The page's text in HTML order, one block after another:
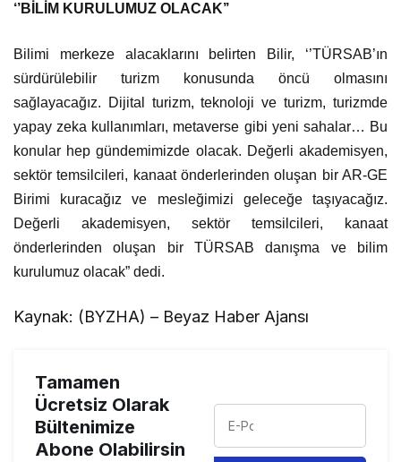
‘’BİLİM KURULUMUZ OLACAK’’
Bilimi merkeze alacaklarını belirten Bilir, ‘’TÜRSAB’ın
sürdürülebilir turizm konusunda öncü olmasını
sağlayacağız. Dijital turizm, teknoloji ve turizm, turizmde
yapay zeka kullanımları, metaverse gibi yeni sahalar… Bu
konular hep gündemimizde olacak. Değerli akademisyen,
sektör temsilcileri, kanaat önderlerinden oluşan bir AR-GE
Birimi kuracağız ve mesleğimizi geleceğe taşıyacağız.
Değerli akademisyen, sektör temsilcileri, kanaat
önderlerinden oluşan bir TÜRSAB danışma ve bilim
kurulumuz olacak” dedi.
Kaynak: (BYZHA) – Beyaz Haber Ajansı
Tamamen
Ücretsiz Olarak
Bültenimize
Abone Olabilirsin